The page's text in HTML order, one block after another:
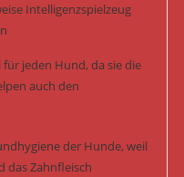
Intelligenzspielzeug
jeden Hund, da sie die
auch den
der Hunde, weil
das Zahnfleisch